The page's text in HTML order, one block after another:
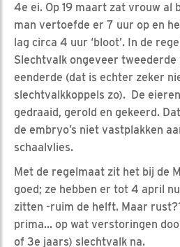
4e ei. Op 19 maart zat vrouw al
man vertoefde er 7 uur op en
lag circa 4 uur ‘bloot’. In de
Slechtvalk ongeveer tweederde
eenderde (dat is echter zeker
slechtvalkkoppels zo). De
gedraaid, gerold en gekeerd.
de embryo’s niet vastplakken
schaalvlies.
Met de regelmaat zit het bij de
goed; ze hebben er tot 4 april
zitten -ruim de helft. Maar
prima... op wat verstoringen
of 3e jaars) slechtvalk na.